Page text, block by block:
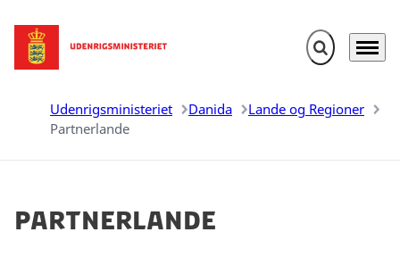
Gå til forsiden Fold søgefelt
Menu
Udenrigsministeriet Danida
Lande og Regioner
Partnerlande
Partnerlande